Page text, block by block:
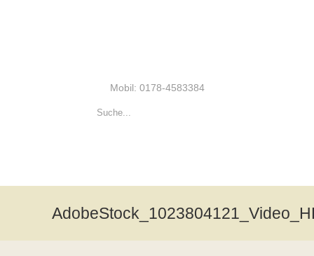
Mobil: 0178-4583384